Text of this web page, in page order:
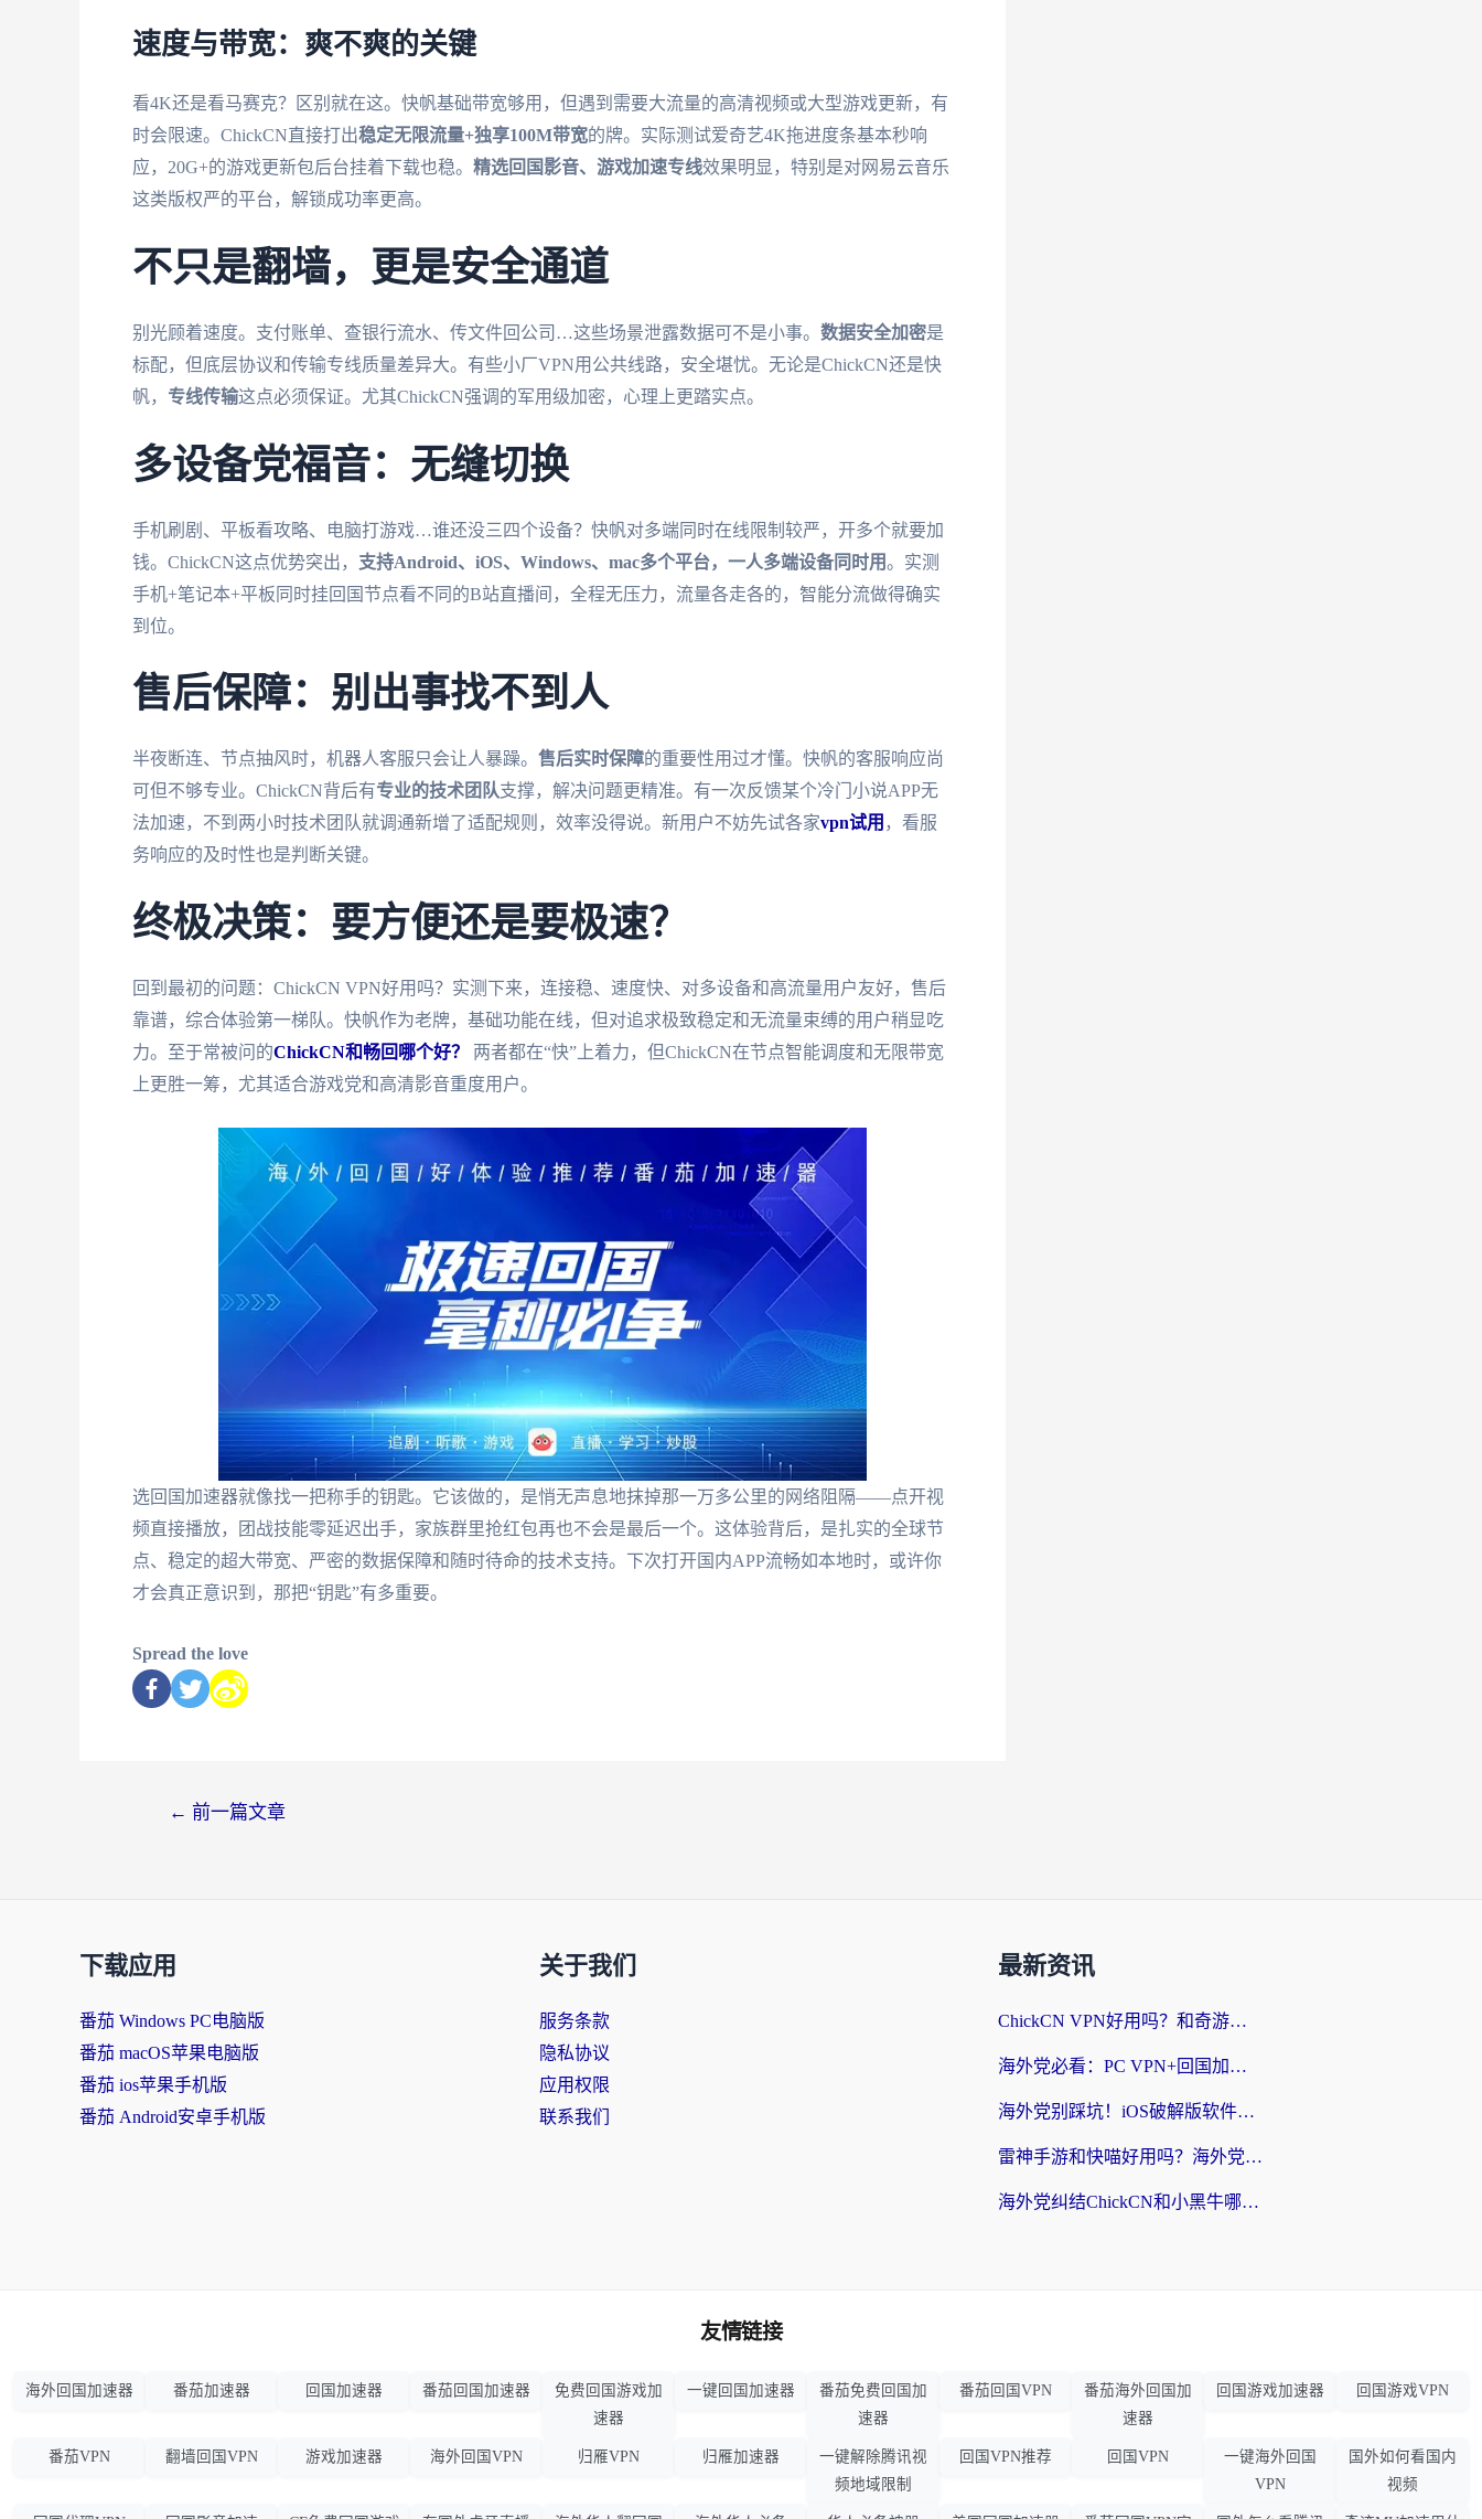
速度与带宽：爽不爽的关键
看4K还是看马赛克？区别就在这。快帆基础带宽够用，但遇到需要大流量的高清视频或大型游戏更新，有
时会限速。ChickCN直接打出稳定无限流量+独享100M带宽的牌。实际测试爱奇艺4K拖进度条基本秒响
应，20G+的游戏更新包后台挂着下载也稳。 精选回国影音、游戏加速专线效果明显，特别是对网易云音乐
这类版权严的平台，解锁成功率更高。
不只是翻墙，更是安全通道
别光顾着速度。支付账单、查银行流水、传文件回公司…这些场景泄露数据可不是小事。 数据安全加密是
标配，但底层协议和传输专线质量差异大。有些小厂VPN用公共线路，安全堪忧。无论是ChickCN还是快
帆， 专线传输这点必须保证。尤其ChickCN强调的军用级加密，心理上更踏实点。
多设备党福音：无缝切换
手机刷剧、平板看攻略、电脑打游戏…谁还没三四个设备？快帆对多端同时在线限制较严，开多个就要加
钱。ChickCN这点优势突出， 支持Android、iOS、Windows、mac多个平台，一人多端设备同时用。实测
手机+笔记本+平板同时挂回国节点看不同的B站直播间，全程无压力，流量各走各的，智能分流做得确实
到位。
售后保障：别出事找不到人
半夜断连、节点抽风时，机器人客服只会让人暴躁。 售后实时保障的重要性用过才懂。快帆的客服响应尚
可但不够专业。ChickCN背后有专业的技术团队支撑，解决问题更精准。有一次反馈某个冷门小说APP无
法加速，不到两小时技术团队就调通新增了适配规则，效率没得说。新用户不妨先试各家vpn试用 ，看服
务响应的及时性也是判断关键。
终极决策：要方便还是要极速？
回到最初的问题：ChickCN VPN好用吗？实测下来，连接稳、速度快、对多设备和高流量用户友好，售后
靠谱，综合体验第一梯队。快帆作为老牌，基础功能在线，但对追求极致稳定和无流量束缚的用户稍显吃
力。至于常被问的ChickCN和畅回哪个好？
两者都在“快”上着力，但ChickCN在节点智能调度和无限带宽
上更胜一筹，尤其适合游戏党和高清影音重度用户。
选回国加速器就像找一把称手的钥匙。它该做的，是悄无声息地抹掉那一万多公里的网络阻隔——点开视
频直接播放，团战技能零延迟出手，家族群里抢红包再也不会是最后一个。这体验背后，是扎实的全球节
点、稳定的超大带宽、严密的数据保障和随时待命的技术支持。下次打开国内APP流畅如本地时，或许你
才会真正意识到，那把“钥匙”有多重要。
Spread the love
← 前一篇文章
下载应用
番茄 Windows PC电脑版
番茄 macOS苹果电脑版
番茄 ios苹果手机版
番茄 Android安卓手机版
关于我们
服务条款
隐私协议
应用权限
联系我们
最新资讯
ChickCN VPN好用吗？和奇游手游VPN对比哪个回国效果更好？海外党亲测实用指南
海外党必看：PC VPN+回国加速器怎么选？无缝访问国内资源全攻略
海外党别踩坑！iOS破解版软件不可靠？教你选对回国加速器无缝看国内资源
雷神手游和快喵好用吗？海外党亲测5款回国加速器，附斧牛Bling对比+微信视频号解决办法
海外党纠结ChickCN和小黑牛哪个好？一篇帮你选对回国加速器的实用指南
友情链接
海外回国加速器 番茄加速器 回国加速器 番茄回国加速器
免费回国游戏加
速器
一键回国加速器
番茄免费回国加
速器
番茄回国VPN
番茄海外回国加
速器
回国游戏加速器 回国游戏VPN
番茄VPN 翻墙回国VPN 游戏加速器 海外回国VPN 归雁VPN 归雁加速器
一键解除腾讯视
频地域限制
回国VPN推荐 回国VPN
一键海外回国
VPN
国外如何看国内
视频